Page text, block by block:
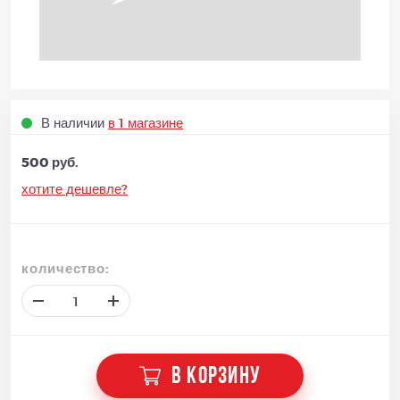
В наличии в 1 магазине
500 руб.
хотите дешевле?
количество:
В КОРЗИНУ